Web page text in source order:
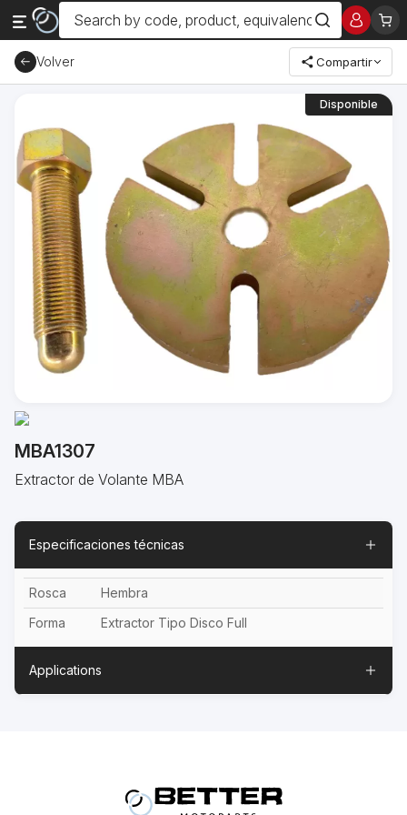
Volver Compartir
Disponible
MBA1307
Extractor de Volante MBA
Especificaciones técnicas
Rosca
Hembra
Forma
Extractor Tipo Disco Full
Applications